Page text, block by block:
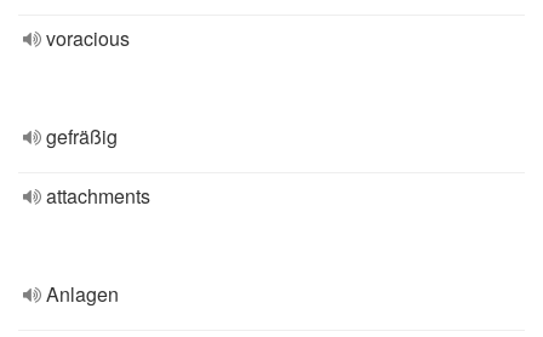
voracious
gefräßig
attachments
Anlagen